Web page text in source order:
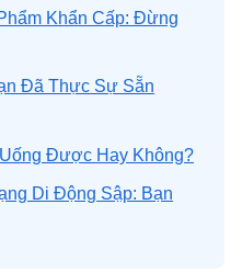
Khẩn Cấp: Đừng
Đã Thực Sự Sẵn
Được Hay Không?
Di Động Sập: Bạn